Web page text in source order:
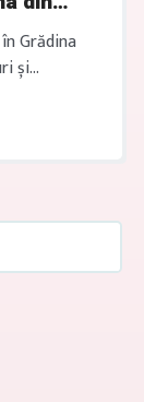
[…]
Grădina
și
1450 lei
PICNIC